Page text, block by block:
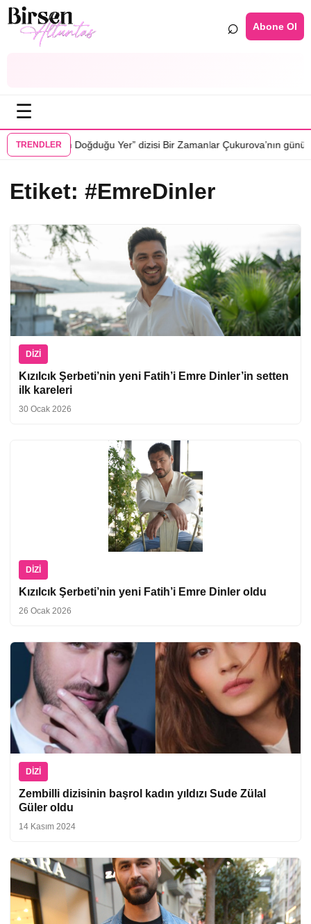
⌕ Abone Ol
☰
TRENDLER
“Güneşin Doğduğu Yer” dizisi Bir Zamanlar Çukurova’nın gününe
Etiket: #EmreDinler
DIZI
Kızılcık Şerbeti’nin yeni Fatih’i Emre Dinler’in setten
ilk kareleri
30 Ocak 2026
DIZI
Kızılcık Şerbeti’nin yeni Fatih’i Emre Dinler oldu
26 Ocak 2026
DIZI
Zembilli dizisinin başrol kadın yıldızı Sude Zülal
Güler oldu
14 Kasım 2024